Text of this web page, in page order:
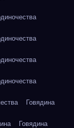
Говядина
Говядина